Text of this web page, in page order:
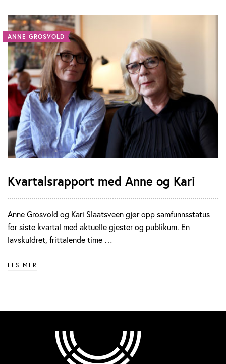
ANNE GROSVOLD
Kvartalsrapport med Anne og Kari
Anne Grosvold og Kari Slaatsveen gjør opp samfunnsstatus
for siste kvartal med aktuelle gjester og publikum. En
lavskuldret, frittalende time …
LES MER